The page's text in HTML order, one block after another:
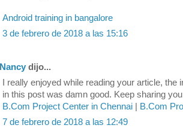
Android training in bangalore
3 de febrero de 2018 a las 15:16
Nancy dijo...
I really enjoyed while reading your article,
in this post was damn good. Keep sharing
B.Com Project Center in Chennai
B.Com
7 de febrero de 2018 a las 12:49